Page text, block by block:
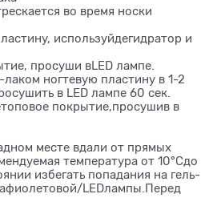
во время носки
используйдегидратор и
просуши вLED лампе.
ногтевую пластину в 1-2
в LED лампе 60 сек.
покрытие,просушив в
месте вдали от прямых
температура от 10°Сдо
избегать попадания на гель-
LEDлампы.Перед